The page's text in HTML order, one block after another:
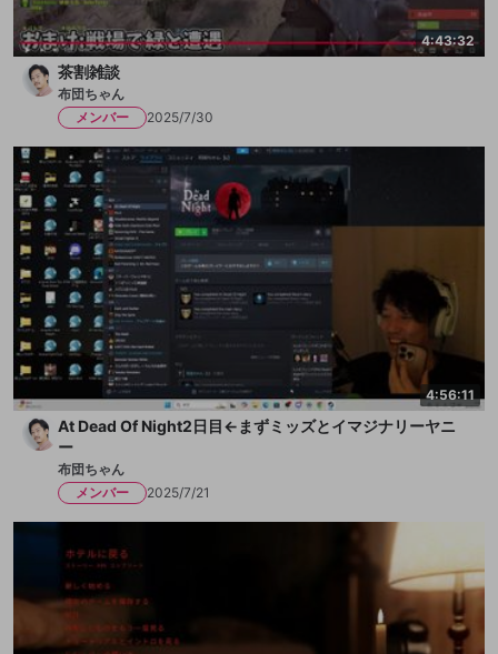
4:43:32
茶割雑談
布団ちゃん
メンバー
2025/7/30
4:56:11
At Dead Of Night2日目←まずミッズとイマジナリーヤニ
ー
布団ちゃん
メンバー
2025/7/21